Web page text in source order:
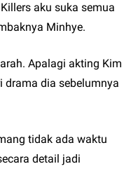
aku suka semua
Minhye.
Apalagi akting Kim
drama dia sebelumnya
tidak ada waktu
detail jadi